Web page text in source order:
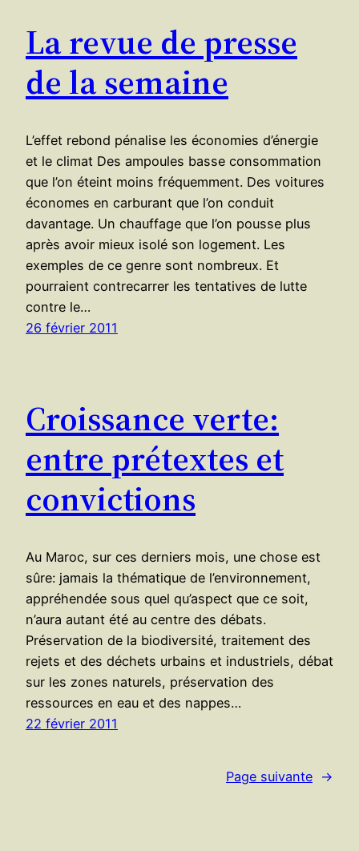
La revue de presse
de la semaine
L’effet rebond pénalise les économies d’énergie
et le climat Des ampoules basse consommation
que l’on éteint moins fréquemment. Des voitures
économes en carburant que l’on conduit
davantage. Un chauffage que l’on pousse plus
après avoir mieux isolé son logement. Les
exemples de ce genre sont nombreux. Et
pourraient contrecarrer les tentatives de lutte
contre le…
26 février 2011
Croissance verte:
entre prétextes et
convictions
Au Maroc, sur ces derniers mois, une chose est
sûre: jamais la thématique de l’environnement,
appréhendée sous quel qu’aspect que ce soit,
n’aura autant été au centre des débats.
Préservation de la biodiversité, traitement des
rejets et des déchets urbains et industriels, débat
sur les zones naturels, préservation des
ressources en eau et des nappes…
22 février 2011
Page suivante →